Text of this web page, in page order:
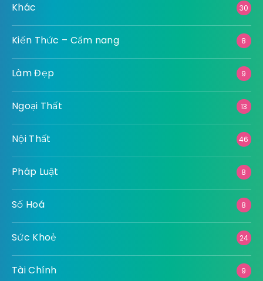
Khác 30
Kiến Thức – Cẩm nang 8
Làm Đẹp 9
Ngoại Thất 13
Nội Thất 46
Pháp Luật 8
Số Hoá 8
Sức Khoẻ 24
Tài Chính 9